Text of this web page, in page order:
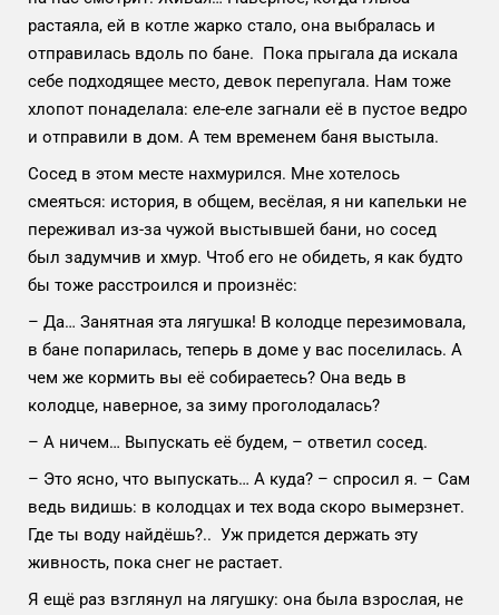
растаяла, ей в котле жарко стало, она выбралась и
отправилась вдоль по бане. Пока прыгала да искала
себе подходящее место, девок перепугала. Нам тоже
хлопот понаделала: еле-еле загнали её в пустое ведро
и отправили в дом. А тем временем баня выстыла.
Сосед в этом месте нахмурился. Мне хотелось
смеяться: история, в общем, весёлая, я ни капельки не
переживал из-за чужой выстывшей бани, но сосед
был задумчив и хмур. Чтоб его не обидеть, я как будто
бы тоже расстроился и произнёс:
– Да… Занятная эта лягушка! В колодце перезимовала,
в бане попарилась, теперь в доме у вас поселилась. А
чем же кормить вы её собираетесь? Она ведь в
колодце, наверное, за зиму проголодалась?
– А ничем… Выпускать её будем, – ответил сосед.
– Это ясно, что выпускать… А куда? – спросил я. – Сам
ведь видишь: в колодцах и тех вода скоро вымерзнет.
Где ты воду найдёшь?.. Уж придется держать эту
живность, пока снег не растает.
Я ещё раз взглянул на лягушку: она была взрослая, не